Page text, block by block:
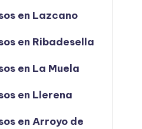
en Lazcano
en Ribadesella
en La Muela
en Llerena
en Arroyo de